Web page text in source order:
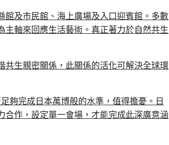
館及市民館、海上廣場及入口迎賓館。多數
主軸來回應生活藝術。真正著力於自然共生
生親密關係，此關係的活化可解決全球環
夠完成日本萬博般的水準，值得擔憂。日
作，設定單一會場，才能完成此深廣意涵